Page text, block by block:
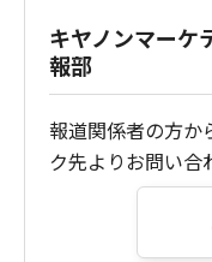
キヤノンマーケ
報部
報道関係者の方か
ク先よりお問い合